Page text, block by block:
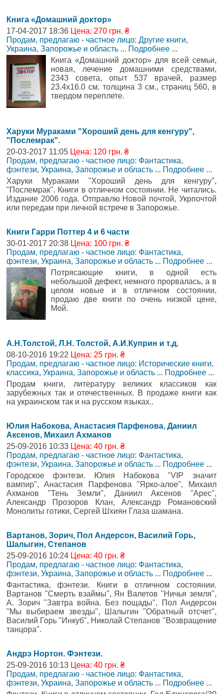
Книга «Домашний доктор»
17-04-2017 18:36 Цена: 270 грн. ₴
Продам, предлагаю - частное лицо: Другие книги,
Украина, Запорожье и область ... Подробнее ...
Книга «Домашний доктор» для всей семьи,
новая, лечение домашними средствами,
2343 совета, опыт 537 врачей, размер
23.4х16.0 см. толщина 3 см., страниц 560, в
твердом переплете.
Харуки Мураками "Хороший день для кенгуру",
"Послемрак".
20-03-2017 11:05 Цена: 120 грн. ₴
Продам, предлагаю - частное лицо: Фантастика,
фэнтези, Украина, Запорожье и область ... Подробнее ...
Харуки Мураками "Хороший день для кенгуру",
"Послемрак". Книги в отличном состоянии. Не читались.
Издание 2006 года. Отправлю Новой почтой, Укрпочтой
или передам при личной встрече в Запорожье.
Книги Гарри Поттер 4 и 6 части
30-01-2017 20:38 Цена: 100 грн. ₴
Продам, предлагаю - частное лицо: Фантастика,
фэнтези, Украина, Запорожье и область ... Подробнее ...
Потрясающие книги, в одной есть
небольшой дефект, немного прорвалась, а в
целом новые и в отличном состоянии,
продаю две книги по очень низкой цене,
Мой.
А.Н.Толстой, Л.Н. Толстой, А.И.Куприн и т.д.
08-10-2016 19:22 Цена: 25 грн. ₴
Продам, предлагаю - частное лицо: Исторические книги,
классика, Украина, Запорожье и область ... Подробнее ...
Продам книги, литературу великих классиков как
зарубежных так и отечественных. В продаже книги как
на украинском так и на русском языках..
Юлия Набокова, Анастасия Парфенова, Даниил
Аксенов, Михаил Ахманов
25-09-2016 10:33 Цена: 40 грн. ₴
Продам, предлагаю - частное лицо: Фантастика,
фэнтези, Украина, Запорожье и область ... Подробнее ...
Городское фэнтези. Юлия Набокова "VIP значит
вампир", Анастасия Парфенова "Ярко-алое", Михаил
Ахманов "Тень Земли", Даниил Аксенов "Арес",
Александр Прозоров Клан, Александр Романовский
Монолиты готики, Сергей Шхиян Глаза шамана.
Вартанов, Зорич, Пол Андерсон, Василий Горь,
Шалыгин, Степанов
25-09-2016 10:24 Цена: 40 грн. ₴
Продам, предлагаю - частное лицо: Фантастика,
фэнтези, Украина, Запорожье и область ... Подробнее ...
Фантастика, фэнтези. Книги в отличном состоянии.
Вартанов "Смерть взаймы", Ян Валетов "Ничья земля",
А. Зорич "Завтра война. Без пощады", Пол Андерсон
"Мы выбираем звезды", Шалыгин "Обратный отсчет",
Василий Горь "Инкуб", Николай Степанов "Возвращение
танцора".
Андрэ Нортон. Фэнтези.
25-09-2016 10:13 Цена: 40 грн. ₴
Продам, предлагаю - частное лицо: Фантастика,
фэнтези, Украина, Запорожье и область ... Подробнее ...